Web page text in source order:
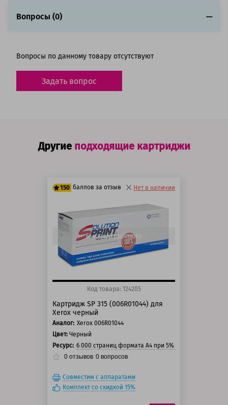
Вопросы (0)
Вопросы по данному товару отсутствуют
Задать вопрос
Другие подходящие картриджи
150 баллов за отзыв
125 баллов
150 баллов
Нет в наличии
Быстрый просмотр
Код товара: 124205
Картридж SP 315 (006R01044) для
Xerox черный
Аналог: Xerox 006R01044
Цвет: Черный
Ресурс: 6 000 страниц формата А4 при 5% заполнении
0 отзывов 0 вопросов
Совместим с аппаратами
Комплект со скидкой 15%